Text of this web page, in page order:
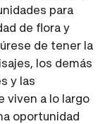
para
de flora y
de tener la
los demás
y las
viven a lo largo
oportunidad